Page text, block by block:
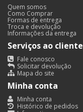
Quem somos
Como Comprar
Formas de entrega
Troca e devolução
Informações da entrega
Serviços ao cliente
Fale conosco
Solicitar devolução
Mapa do site
Minha conta
Minha conta
Histórico de pedidos